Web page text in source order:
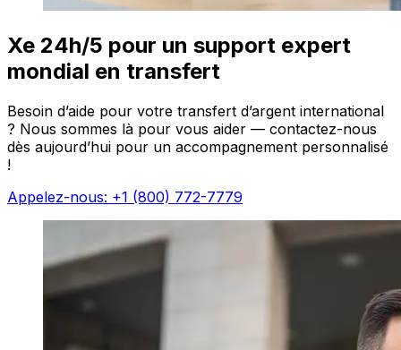
Xe 24h/5 pour un support expert
mondial en transfert
Besoin d’aide pour votre transfert d’argent international
? Nous sommes là pour vous aider — contactez-nous
dès aujourd’hui pour un accompagnement personnalisé
!
Appelez-nous: +1 (800) 772-7779